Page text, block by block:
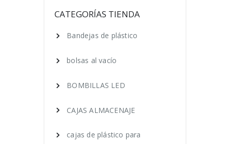
CATEGORÍAS TIENDA
Bandejas de plástico
bolsas al vacío
BOMBILLAS LED
CAJAS ALMACENAJE
cajas de plástico para